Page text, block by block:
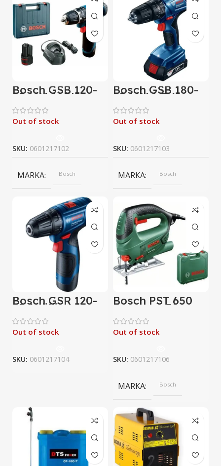
Bosch GSB 120-
LI 12V Akülü
Darbeli Vidalama
Out of stock
SKU: 0601217102
MARKA Bosch
Bosch GSB 180-
LI 18V 1,5 Ah
Akülü Darbeli
Vidalama
Out of stock
SKU: 0601217103
MARKA Bosch
Bosch GSR 120-
LI Akülü
Vidalama
Out of stock
SKU: 0601217104
Bosch PST 650
Compact 500
Watt Dekupaj
Testere
Out of stock
SKU: 0601217106
MARKA Bosch